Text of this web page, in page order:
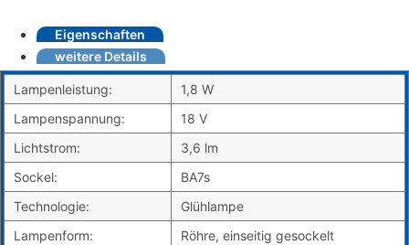
Eigenschaften
weitere Details
Lampenleistung:
1,8 W
Lampenspannung:
18 V
Lichtstrom:
3,6 lm
Sockel:
BA7s
Technologie:
Glühlampe
Lampenform:
Röhre, einseitig gesockelt